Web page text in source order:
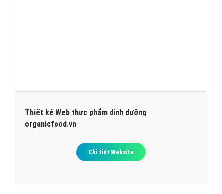
Thiết kế Web thực phẩm dinh dưỡng
organicfood.vn
Chi tiết Website